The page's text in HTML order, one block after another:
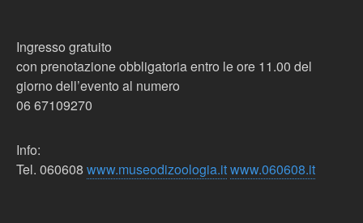
Ingresso gratuito
con prenotazione obbligatoria entro le ore 11.00 del
giorno dell’evento al numero
06 67109270
Info:
Tel. 060608 www.museodizoologia.itwww.060608.it